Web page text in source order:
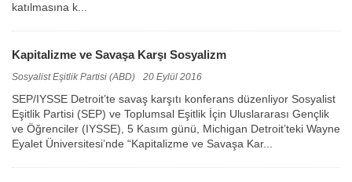
katılmasına k...
Kapitalizme ve Savaşa Karşı Sosyalizm
Sosyalist Eşitlik Partisi (ABD) 20 Eylül 2016
SEP/IYSSE Detroit’te savaş karşıtı konferans düzenliyor Sosyalist
Eşitlik Partisi (SEP) ve Toplumsal Eşitlik İçin Uluslararası Gençlik
ve Öğrenciler (IYSSE), 5 Kasım günü, Michigan Detroit’teki Wayne
Eyalet Üniversitesi’nde “Kapitalizme ve Savaşa Kar...